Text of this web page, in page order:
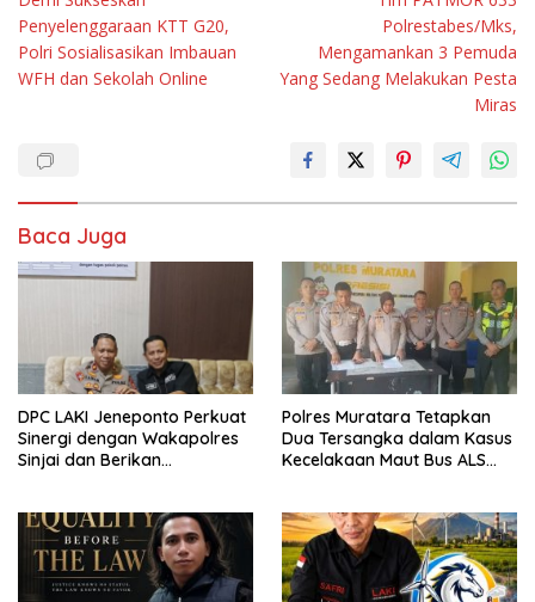
pos
Penyelenggaraan KTT G20,
Polri Sosialisasikan Imbauan
WFH dan Sekolah Online
Polrestabes/Mks,
Mengamankan 3 Pemuda
Yang Sedang Melakukan Pesta
Miras
Baca Juga
DPC LAKI Jeneponto Perkuat
Sinergi dengan Wakapolres
Sinjai dan Berikan
Pengadilan Agama
Polres Muratara Tetapkan
Dua Tersangka dalam Kasus
Kecelakaan Maut Bus ALS